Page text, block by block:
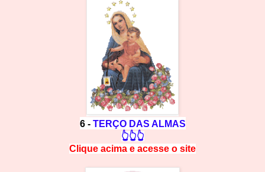
6 - TERÇO DAS ALMAS
👆👆👆
Clique acima e acesse o site